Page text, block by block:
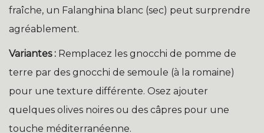
fraîche, un Falanghina blanc (sec) peut surprendre
agréablement.
Variantes : Remplacez les gnocchi de pomme de
terre par des gnocchi de semoule (à la romaine)
pour une texture différente. Osez ajouter
quelques olives noires ou des câpres pour une
touche méditerranéenne.